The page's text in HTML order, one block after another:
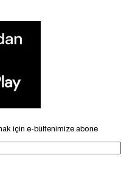
için e-bültenimize abone